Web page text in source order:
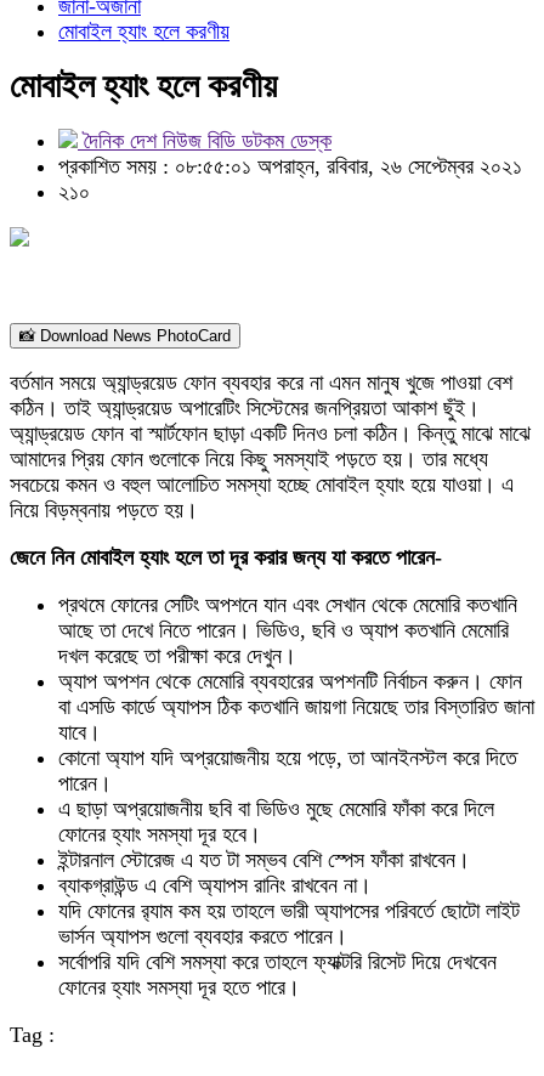
জানা-অজানা
মোবাইল হ্যাং হলে করণীয়
মোবাইল হ্যাং হলে করণীয়
দৈনিক দেশ নিউজ বিডি ডটকম ডেস্ক
প্রকাশিত সময় : ০৮:৫৫:০১ অপরাহ্ন, রবিবার, ২৬ সেপ্টেম্বর ২০২১
২১০
📸 Download News PhotoCard
বর্তমান সময়ে অ্যান্ড্রয়েড ফোন ব্যবহার করে না এমন মানুষ খুজে পাওয়া বেশ
কঠিন। তাই অ্যান্ড্রয়েড অপারেটিং সিস্টেমের জনপ্রিয়তা আকাশ ছুঁই।
অ্যান্ড্রয়েড ফোন বা স্মার্টফোন ছাড়া একটি দিনও চলা কঠিন। কিন্তু মাঝে মাঝে
আমাদের প্রিয় ফোন গুলোকে নিয়ে কিছু সমস্যাই পড়তে হয়। তার মধ্যে
সবচেয়ে কমন ও বহুল আলোচিত সমস্যা হচ্ছে মোবাইল হ্যাং হয়ে যাওয়া। এ
নিয়ে বিড়ম্বনায় পড়তে হয়।
জেনে নিন মোবাইল হ্যাং হলে তা দূর করার জন্য যা করতে পারেন-
প্রথমে ফোনের সেটিং অপশনে যান এবং সেখান থেকে মেমোরি কতখানি
আছে তা দেখে নিতে পারেন। ভিডিও, ছবি ও অ্যাপ কতখানি মেমোরি
দখল করেছে তা পরীক্ষা করে দেখুন।
অ্যাপ অপশন থেকে মেমোরি ব্যবহারের অপশনটি নির্বাচন করুন। ফোন
বা এসডি কার্ডে অ্যাপস ঠিক কতখানি জায়গা নিয়েছে তার বিস্তারিত জানা
যাবে।
কোনো অ্যাপ যদি অপ্রয়োজনীয় হয়ে পড়ে, তা আনইনস্টল করে দিতে
পারেন।
এ ছাড়া অপ্রয়োজনীয় ছবি বা ভিডিও মুছে মেমোরি ফাঁকা করে দিলে
ফোনের হ্যাং সমস্যা দূর হবে।
ইন্টারনাল স্টোরেজ এ যত টা সম্ভব বেশি স্পেস ফাঁকা রাখবেন।
ব্যাকগ্রাউন্ড এ বেশি অ্যাপস রানিং রাখবেন না।
যদি ফোনের র‍্যাম কম হয় তাহলে ভারী অ্যাপসের পরিবর্তে ছোটো লাইট
ভার্সন অ্যাপস গুলো ব্যবহার করতে পারেন।
সর্বোপরি যদি বেশি সমস্যা করে তাহলে ফ্যাক্টরি রিসেট দিয়ে দেখবেন
ফোনের হ্যাং সমস্যা দূর হতে পারে।
Tag :